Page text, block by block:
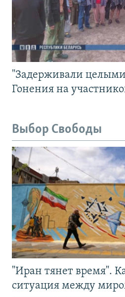
"Задерживали
Гонения на
Выбор Свободы
"Иран тянет время".
ситуация между